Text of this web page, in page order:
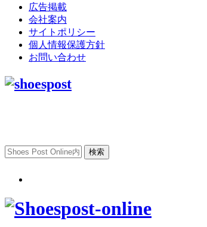
広告掲載
会社案内
サイトポリシー
個人情報保護方針
お問い合わせ